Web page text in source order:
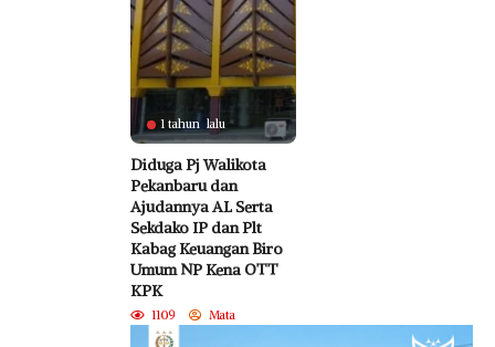
1 tahun lalu
Diduga Pj Walikota
Pekanbaru dan
Ajudannya AL Serta
Sekdako IP dan Plt
Kabag Keuangan Biro
Umum NP Kena OTT
KPK
1109 Mata